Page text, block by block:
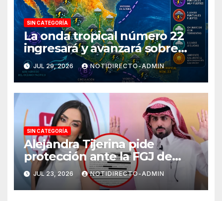
SIN CATEGORÍA
La onda tropical número 22
ingresará y avanzará sobre
México
JUL 29, 2026 NOTIDIRECTO-ADMIN
SIN CATEGORÍA
Alejandra Tijerina pide
protección ante la FGJ de
CdMx por vîolêncîa mediática
y psicológica de Masad
Altamimi, integrante de La
JUL 23, 2026 NOTIDIRECTO-ADMIN